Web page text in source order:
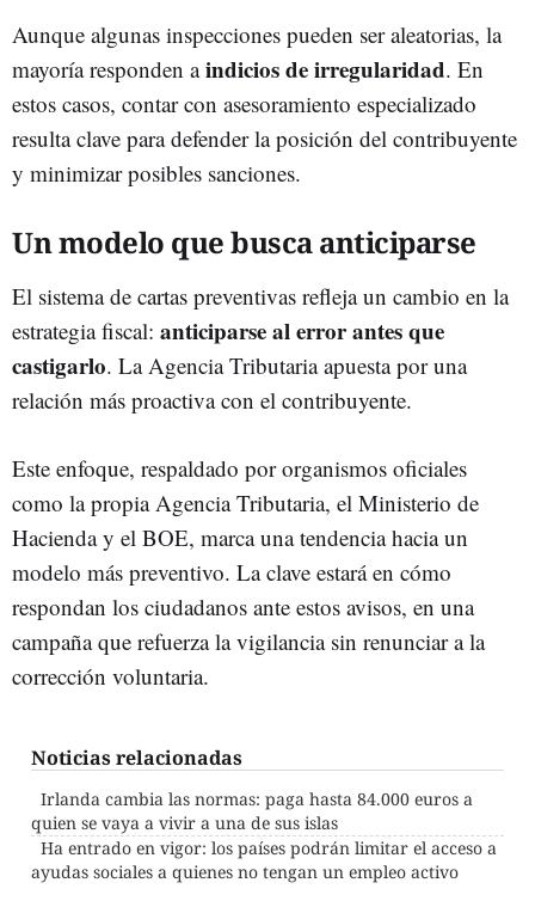
Aunque algunas inspecciones pueden ser aleatorias, la
mayoría responden aindicios de irregularidad. En
estos casos, contar con asesoramiento especializado
resulta clave para defender la posición del contribuyente
y minimizar posibles sanciones.
Un modelo que busca anticiparse
El sistema de cartas preventivas refleja un cambio en la
estrategia fiscal: anticiparse al error antes que
castigarlo. La Agencia Tributaria apuesta por una
relación más proactiva con el contribuyente.
Este enfoque, respaldado por organismos oficiales
como la propia Agencia Tributaria, el Ministerio de
Hacienda y el BOE, marca una tendencia hacia un
modelo más preventivo. La clave estará en cómo
respondan los ciudadanos ante estos avisos, en una
campaña que refuerza la vigilancia sin renunciar a la
corrección voluntaria.
Noticias relacionadas
Irlanda cambia las normas: paga hasta 84.000 euros a
quien se vaya a vivir a una de sus islas
Ha entrado en vigor: los países podrán limitar el acceso a
ayudas sociales a quienes no tengan un empleo activo